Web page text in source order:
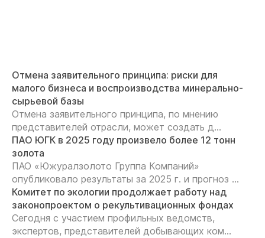
Отмена заявительного принципа: риски для
малого бизнеса и воспроизводства минерально-
сырьевой базы
Отмена заявительного принципа, по мнению
представителей отрасли, может создать д...
ПАО ЮГК в 2025 году произвело более 12 тонн
золота
ПАО «Южуралзолото Группа Компаний»
опубликовало результаты за 2025 г. и прогноз ...
Комитет по экологии продолжает работу над
законопроектом о рекультивационных фондах
Сегодня с участием профильных ведомств,
экспертов, представителей добывающих ком...